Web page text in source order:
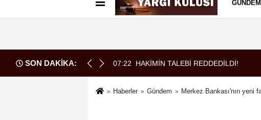
Künye İletişim Çerez Politikası
GÜNDEM
SON DAKİKA: 07:52 Borç patladı icra fırladı
Haberler Gündem Merkez Bankası'nın yeni